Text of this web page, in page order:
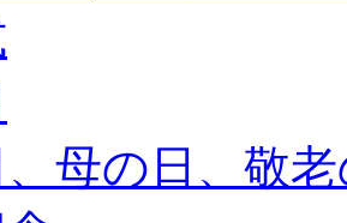
母の日、敬